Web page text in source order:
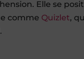
Elle se
comme Quizlet,